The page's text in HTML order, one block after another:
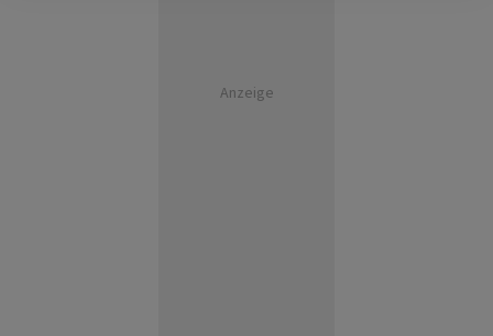
Anzeige